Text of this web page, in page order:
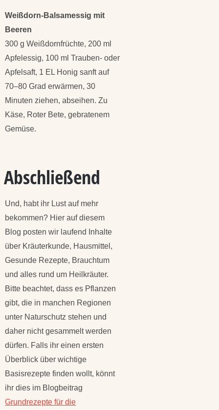
Weißdorn-Balsamessig mit
Beeren
300 g Weißdornfrüchte, 200 ml
Apfelessig, 100 ml Trauben- oder
Apfelsaft, 1 EL Honig sanft auf
70–80 Grad erwärmen, 30
Minuten ziehen, abseihen. Zu
Käse, Roter Bete, gebratenem
Gemüse.
Abschließend
Und, habt ihr Lust auf mehr
bekommen? Hier auf diesem
Blog posten wir laufend Inhalte
über Kräuterkunde, Hausmittel,
Gesunde Rezepte, Brauchtum
und alles rund um Heilkräuter.
Bitte beachtet, dass es Pflanzen
gibt, die in manchen Regionen
unter Naturschutz stehen und
daher nicht gesammelt werden
dürfen. Falls ihr einen ersten
Überblick über wichtige
Basisrezepte finden wollt, könnt
ihr dies im Blogbeitrag
Grundrezepte für die